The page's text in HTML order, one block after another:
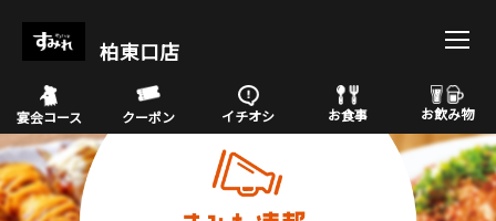
柏東口店
宴会コース クーポン イチオシ お食事 お飲み物